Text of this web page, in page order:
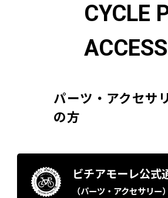
CYCLE
パーツ・アクセサ
の方
ビチアモーレ公式
（パーツ・アクセサリー）